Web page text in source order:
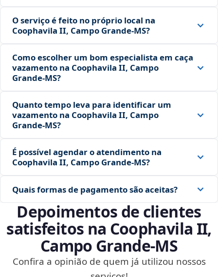
O serviço é feito no próprio local na
Coophavila II, Campo Grande‑MS?
Como escolher um bom especialista em caça
vazamento na Coophavila II, Campo
Grande‑MS?
Quanto tempo leva para identificar um
vazamento na Coophavila II, Campo
Grande‑MS?
É possível agendar o atendimento na
Coophavila II, Campo Grande‑MS?
Quais formas de pagamento são aceitas?
Depoimentos de clientes
satisfeitos na Coophavila II,
Campo Grande‑MS
Confira a opinião de quem já utilizou nossos